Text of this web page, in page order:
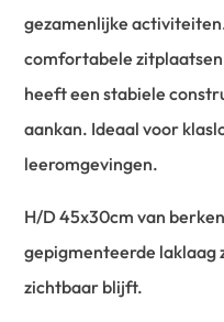
gezamenlijke
comfortabele
heeft een stabiele
aankan. Ideaal voor
leeromgevingen.
H/D 45x30cm van
gepigmenteerde laklaag
zichtbaar blijft.